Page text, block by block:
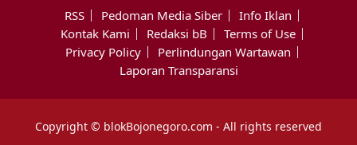
RSS Pedoman Media Siber
Info Iklan
Kontak Kami
Redaksi bB
Terms of Use
Privacy Policy
Perlindungan Wartawan
Laporan Transparansi
Copyright © blokBojonegoro.com - All rights reserved